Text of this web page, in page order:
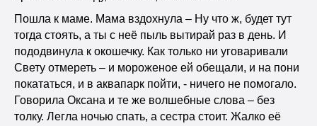
Пошла к маме. Мама вздохнула – Ну что ж, будет тут
тогда стоять, а ты с неё пыль вытирай раз в день. И
пододвинула к окошечку. Как только ни уговаривали
Свету отмереть – и мороженое ей обещали, и на пони
покататься, и в аквапарк пойти, - ничего не помогало.
Говорила Оксана и те же волшебные слова – без
толку. Легла ночью спать, а сестра стоит. Жалко её